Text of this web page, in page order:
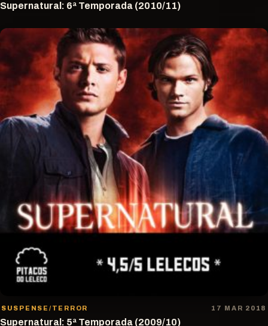
Supernatural: 6ª Temporada (2010/11)
SUSPENSE/TERROR 17 MAR 2018
Supernatural: 5ª Temporada (2009/10)